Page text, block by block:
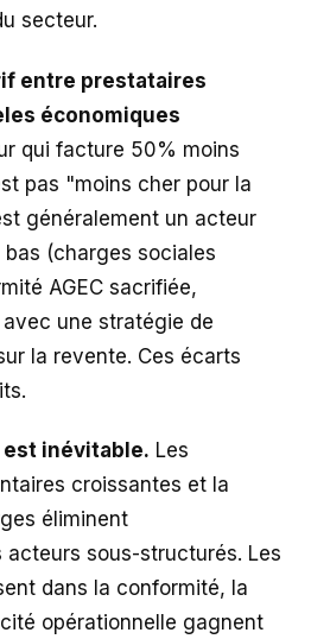
secteur.
entre prestataires
économiques
qui facture 50% moins
pas "moins cher pour la
généralement un acteur
(charges sociales
AGEC sacrifiée,
une stratégie de
la revente. Ces écarts
inévitable. Les
croissantes et la
éliminent
sous-structurés. Les
dans la conformité, la
opérationnelle gagnent